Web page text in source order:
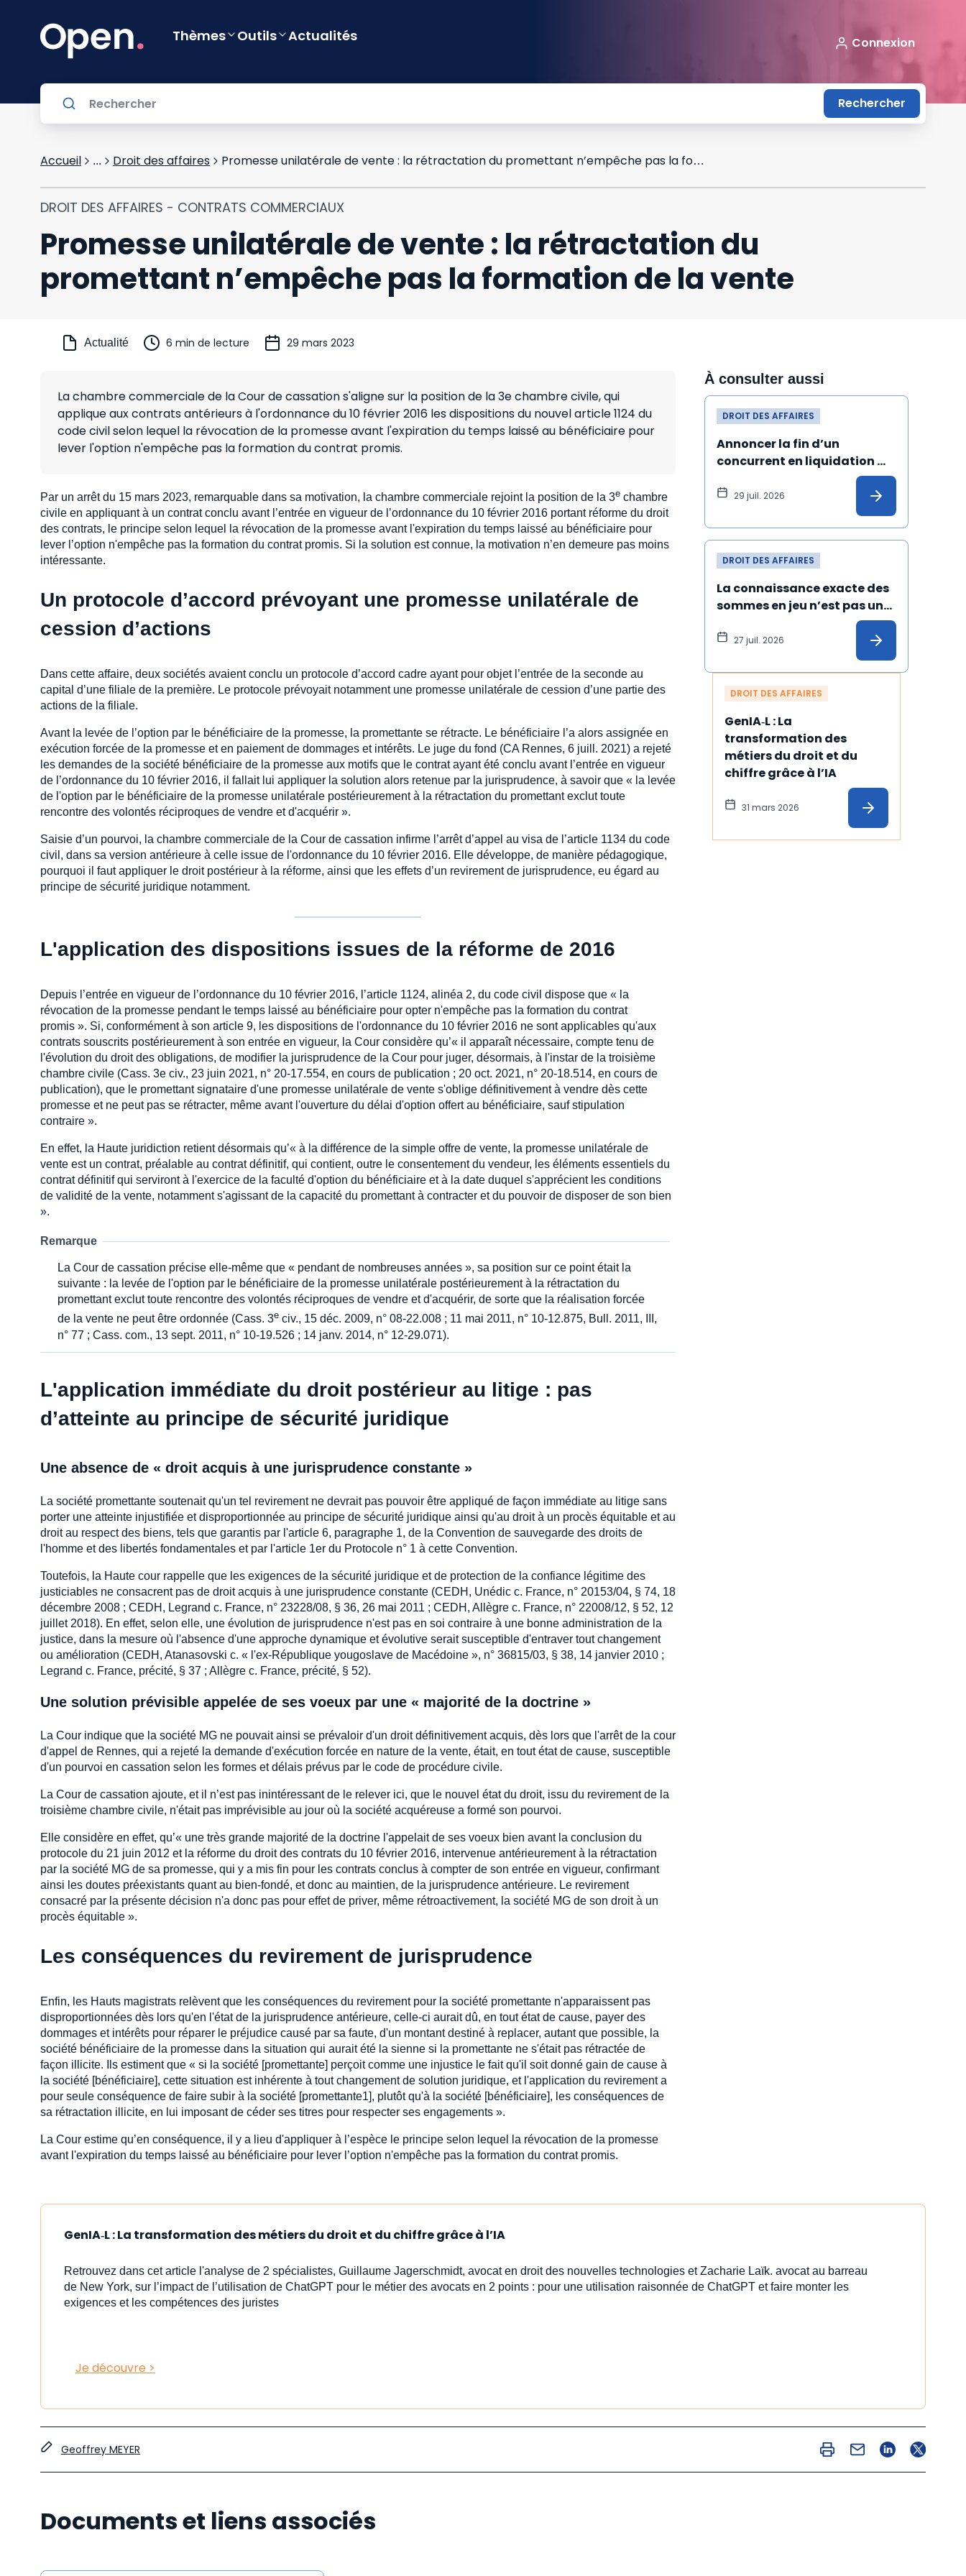
Thèmes Outils Actualités Connexion
Rechercher
Accueil ... Droit des affaires Promesse unilatérale de vente : la rétractation du promettant n’empêche pas la formation de la vente
DROIT DES AFFAIRES - CONTRATS COMMERCIAUX
Promesse unilatérale de vente : la rétractation du
promettant n’empêche pas la formation de la vente
Actualité 6 min de lecture 29 mars 2023
La chambre commerciale de la Cour de cassation s'aligne sur la position de la 3e chambre civile, qui
applique aux contrats antérieurs à l'ordonnance du 10 février 2016 les dispositions du nouvel article 1124 du
code civil selon lequel la révocation de la promesse avant l'expiration du temps laissé au bénéficiaire pour
lever l'option n'empêche pas la formation du contrat promis.
Par un arrêt du 15 mars 2023, remarquable dans sa motivation, la chambre commerciale rejoint la position de la 3e chambre
civile en appliquant à un contrat conclu avant l’entrée en vigueur de l’ordonnance du 10 février 2016 portant réforme du droit
des contrats, le principe selon lequel la révocation de la promesse avant l'expiration du temps laissé au bénéficiaire pour
lever l’option n'empêche pas la formation du contrat promis. Si la solution est connue, la motivation n’en demeure pas moins
intéressante.
Un protocole d’accord prévoyant une promesse unilatérale de
cession d’actions
Dans cette affaire, deux sociétés avaient conclu un protocole d’accord cadre ayant pour objet l’entrée de la seconde au
capital d’une filiale de la première. Le protocole prévoyait notamment une promesse unilatérale de cession d’une partie des
actions de la filiale.
Avant la levée de l’option par le bénéficiaire de la promesse, la promettante se rétracte. Le bénéficiaire l’a alors assignée en
exécution forcée de la promesse et en paiement de dommages et intérêts. Le juge du fond (CA Rennes, 6 juill. 2021) a rejeté
les demandes de la société bénéficiaire de la promesse aux motifs que le contrat ayant été conclu avant l’entrée en vigueur
de l’ordonnance du 10 février 2016, il fallait lui appliquer la solution alors retenue par la jurisprudence, à savoir que « la levée
de l'option par le bénéficiaire de la promesse unilatérale postérieurement à la rétractation du promettant exclut toute
rencontre des volontés réciproques de vendre et d'acquérir ».
Saisie d’un pourvoi, la chambre commerciale de la Cour de cassation infirme l’arrêt d’appel au visa de l’article 1134 du code
civil, dans sa version antérieure à celle issue de l'ordonnance du 10 février 2016. Elle développe, de manière pédagogique,
pourquoi il faut appliquer le droit postérieur à la réforme, ainsi que les effets d’un revirement de jurisprudence, eu égard au
principe de sécurité juridique notamment.
L'application des dispositions issues de la réforme de 2016
Depuis l’entrée en vigueur de l’ordonnance du 10 février 2016, l’article 1124, alinéa 2, du code civil dispose que « la
révocation de la promesse pendant le temps laissé au bénéficiaire pour opter n'empêche pas la formation du contrat
promis ». Si, conformément à son article 9, les dispositions de l'ordonnance du 10 février 2016 ne sont applicables qu'aux
contrats souscrits postérieurement à son entrée en vigueur, la Cour considère qu’« il apparaît nécessaire, compte tenu de
l'évolution du droit des obligations, de modifier la jurisprudence de la Cour pour juger, désormais, à l'instar de la troisième
chambre civile (Cass. 3e civ., 23 juin 2021, n° 20-17.554, en cours de publication ; 20 oct. 2021, n° 20-18.514, en cours de
publication), que le promettant signataire d'une promesse unilatérale de vente s'oblige définitivement à vendre dès cette
promesse et ne peut pas se rétracter, même avant l'ouverture du délai d'option offert au bénéficiaire, sauf stipulation
contraire ».
En effet, la Haute juridiction retient désormais qu’« à la différence de la simple offre de vente, la promesse unilatérale de
vente est un contrat, préalable au contrat définitif, qui contient, outre le consentement du vendeur, les éléments essentiels du
contrat définitif qui serviront à l'exercice de la faculté d'option du bénéficiaire et à la date duquel s'apprécient les conditions
de validité de la vente, notamment s'agissant de la capacité du promettant à contracter et du pouvoir de disposer de son bien
».
Remarque
La Cour de cassation précise elle-même que « pendant de nombreuses années », sa position sur ce point était la
suivante : la levée de l'option par le bénéficiaire de la promesse unilatérale postérieurement à la rétractation du
promettant exclut toute rencontre des volontés réciproques de vendre et d'acquérir, de sorte que la réalisation forcée
de la vente ne peut être ordonnée (Cass. 3e civ., 15 déc. 2009, n° 08-22.008 ; 11 mai 2011, n° 10-12.875, Bull. 2011, III,
n° 77 ; Cass. com., 13 sept. 2011, n° 10-19.526 ; 14 janv. 2014, n° 12-29.071).
L'application immédiate du droit postérieur au litige : pas
d’atteinte au principe de sécurité juridique
Une absence de « droit acquis à une jurisprudence constante »
La société promettante soutenait qu'un tel revirement ne devrait pas pouvoir être appliqué de façon immédiate au litige sans
porter une atteinte injustifiée et disproportionnée au principe de sécurité juridique ainsi qu'au droit à un procès équitable et au
droit au respect des biens, tels que garantis par l'article 6, paragraphe 1, de la Convention de sauvegarde des droits de
l'homme et des libertés fondamentales et par l'article 1er du Protocole n° 1 à cette Convention.
Toutefois, la Haute cour rappelle que les exigences de la sécurité juridique et de protection de la confiance légitime des
justiciables ne consacrent pas de droit acquis à une jurisprudence constante (CEDH, Unédic c. France, n° 20153/04, § 74, 18
décembre 2008 ; CEDH, Legrand c. France, n° 23228/08, § 36, 26 mai 2011 ; CEDH, Allègre c. France, n° 22008/12, § 52, 12
juillet 2018). En effet, selon elle, une évolution de jurisprudence n'est pas en soi contraire à une bonne administration de la
justice, dans la mesure où l'absence d'une approche dynamique et évolutive serait susceptible d'entraver tout changement
ou amélioration (CEDH, Atanasovski c. « l'ex-République yougoslave de Macédoine », n° 36815/03, § 38, 14 janvier 2010 ;
Legrand c. France, précité, § 37 ; Allègre c. France, précité, § 52).
Une solution prévisible appelée de ses voeux par une « majorité de la doctrine »
La Cour indique que la société MG ne pouvait ainsi se prévaloir d'un droit définitivement acquis, dès lors que l'arrêt de la cour
d'appel de Rennes, qui a rejeté la demande d'exécution forcée en nature de la vente, était, en tout état de cause, susceptible
d'un pourvoi en cassation selon les formes et délais prévus par le code de procédure civile.
La Cour de cassation ajoute, et il n’est pas inintéressant de le relever ici, que le nouvel état du droit, issu du revirement de la
troisième chambre civile, n'était pas imprévisible au jour où la société acquéreuse a formé son pourvoi.
Elle considère en effet, qu’« une très grande majorité de la doctrine l'appelait de ses voeux bien avant la conclusion du
protocole du 21 juin 2012 et la réforme du droit des contrats du 10 février 2016, intervenue antérieurement à la rétractation
par la société MG de sa promesse, qui y a mis fin pour les contrats conclus à compter de son entrée en vigueur, confirmant
ainsi les doutes préexistants quant au bien-fondé, et donc au maintien, de la jurisprudence antérieure. Le revirement
consacré par la présente décision n'a donc pas pour effet de priver, même rétroactivement, la société MG de son droit à un
procès équitable ».
Les conséquences du revirement de jurisprudence
Enfin, les Hauts magistrats relèvent que les conséquences du revirement pour la société promettante n'apparaissent pas
disproportionnées dès lors qu'en l'état de la jurisprudence antérieure, celle-ci aurait dû, en tout état de cause, payer des
dommages et intérêts pour réparer le préjudice causé par sa faute, d'un montant destiné à replacer, autant que possible, la
société bénéficiaire de la promesse dans la situation qui aurait été la sienne si la promettante ne s'était pas rétractée de
façon illicite. Ils estiment que « si la société [promettante] perçoit comme une injustice le fait qu'il soit donné gain de cause à
la société [bénéficiaire], cette situation est inhérente à tout changement de solution juridique, et l'application du revirement a
pour seule conséquence de faire subir à la société [promettante1], plutôt qu'à la société [bénéficiaire], les conséquences de
sa rétractation illicite, en lui imposant de céder ses titres pour respecter ses engagements ».
La Cour estime qu’en conséquence, il y a lieu d'appliquer à l’espèce le principe selon lequel la révocation de la promesse
avant l'expiration du temps laissé au bénéficiaire pour lever l’option n'empêche pas la formation du contrat promis.
À consulter aussi
DROIT DES AFFAIRES
Annoncer la fin d’un
concurrent en liquidation
judiciaire et de ses produits
peut constituer un dol
29 juil. 2026
DROIT DES AFFAIRES
La connaissance exacte des
sommes en jeu n’est pas une
condition de validité de la
transaction
27 juil. 2026
DROIT DES AFFAIRES
GenIA‑L : La
transformation des
métiers du droit et du
chiffre grâce à l’IA
31 mars 2026
GenIA‑L : La transformation des métiers du droit et du chiffre grâce à l’IA
Retrouvez dans cet article l'analyse de 2 spécialistes, Guillaume Jagerschmidt, avocat en droit des nouvelles technologies et Zacharie Laïk. avocat au barreau
de New York, sur l’impact de l’utilisation de ChatGPT pour le métier des avocats en 2 points : pour une utilisation raisonnée de ChatGPT et faire monter les
exigences et les compétences des juristes
Je découvre >
Geoffrey MEYER
Documents et liens associés